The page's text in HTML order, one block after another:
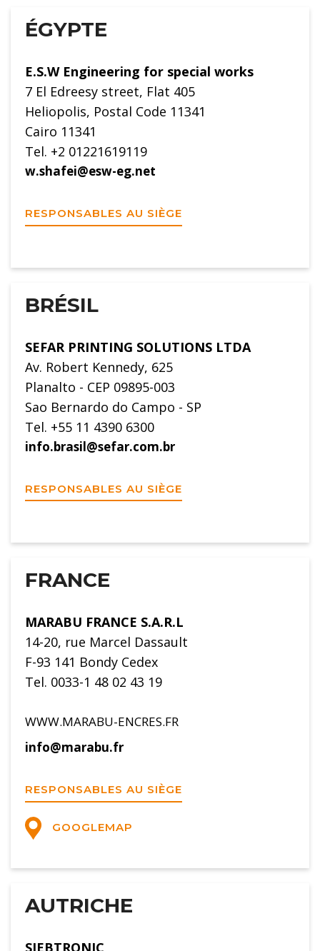
ÉGYPTE
E.S.W Engineering for special works
7 El Edreesy street, Flat 405
Heliopolis, Postal Code 11341
Cairo 11341
Tel. +2 01221619119
w.shafei@esw-eg.net
RESPONSABLES AU SIÈGE
BRÉSIL
SEFAR PRINTING SOLUTIONS LTDA
Av. Robert Kennedy, 625
Planalto - CEP 09895-003
Sao Bernardo do Campo - SP
Tel. +55 11 4390 6300
info.brasil@sefar.com.br
RESPONSABLES AU SIÈGE
FRANCE
MARABU FRANCE S.A.R.L
14-20, rue Marcel Dassault
F-93 141 Bondy Cedex
Tel. 0033-1 48 02 43 19
WWW.MARABU-ENCRES.FR
info@marabu.fr
RESPONSABLES AU SIÈGE
GOOGLEMAP
AUTRICHE
SIEBTRONIC